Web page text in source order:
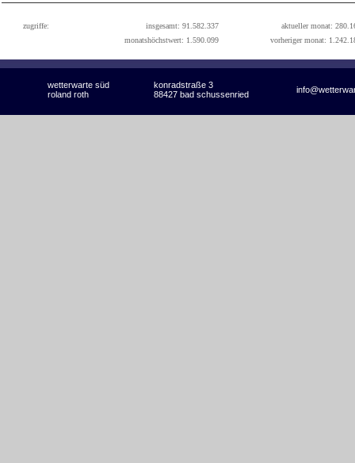
zugriffe: insgesamt: 91.582.337
aktueller monat:
monatshöchstwert: 1.590.099
vorheriger monat:
wetterwarte süd konradstraße 3
roland roth 88427 bad schussenried